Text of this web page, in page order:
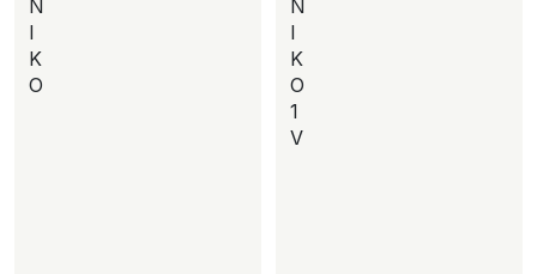
N
I
K
O
N
I
K
O
1
V